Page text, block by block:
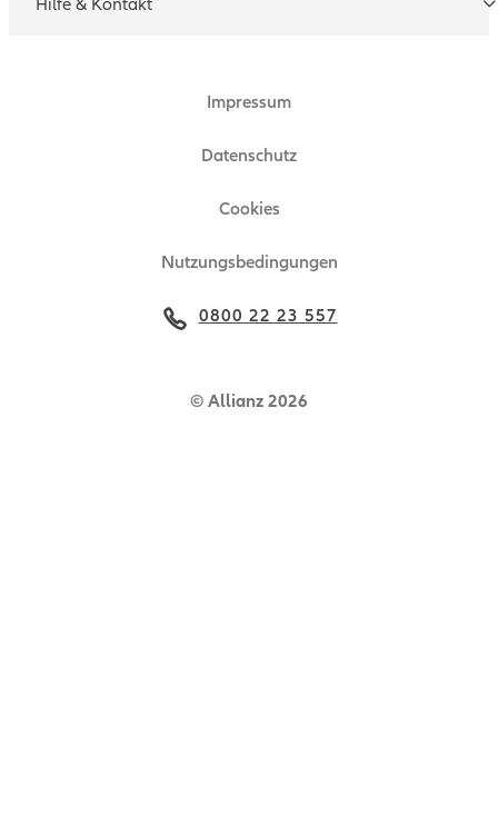
Hilfe & Kontakt
Impressum
Datenschutz
Cookies
Nutzungsbedingungen
© Allianz 2026
0800 22 23 557